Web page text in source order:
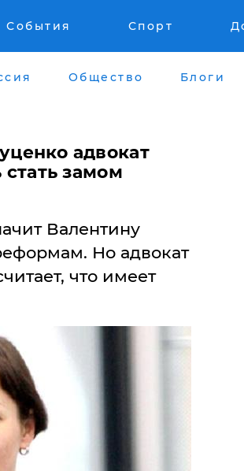
События Спорт
Общество Блоги
адвокат
замом
Валентину
Но адвокат
что имеет